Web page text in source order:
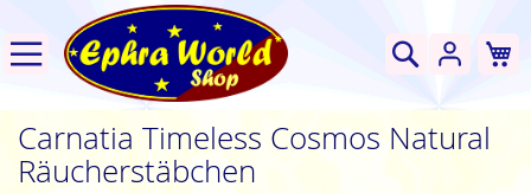
Suche
Carnatia Timeless Cosmos Natural
Räucherstäbchen